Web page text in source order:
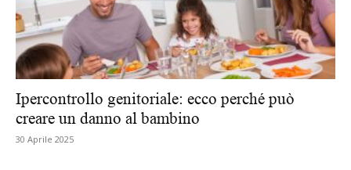
Ipercontrollo genitoriale: ecco perché può
creare un danno al bambino
30 Aprile 2025